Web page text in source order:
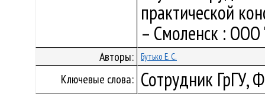
практической
– Смоленск : ООО
Авторы: Бутько Е. С.
Ключевые слова: Сотрудник ГрГУ,